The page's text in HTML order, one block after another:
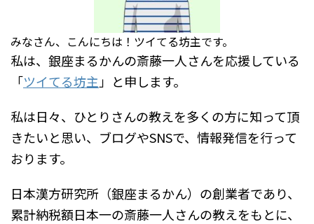
みなさん、こんにちは！ツイてる坊主です。
私は、銀座まるかんの斎藤一人さんを応援している
「ツイてる坊主 」と申します。
私は日々、ひとりさんの教えを多くの方に知って頂
きたいと思い、ブログやSNSで、情報発信を行って
おります。
日本漢方研究所（銀座まるかん）の創業者であり、
累計納税額日本一の斎藤一人さんの教えをもとに、